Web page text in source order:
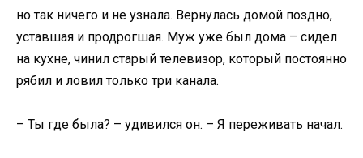
но так ничего и не узнала. Вернулась домой поздно,
уставшая и продрогшая. Муж уже был дома – сидел
на кухне, чинил старый телевизор, который постоянно
рябил и ловил только три канала.
– Ты где была? – удивился он. – Я переживать начал.